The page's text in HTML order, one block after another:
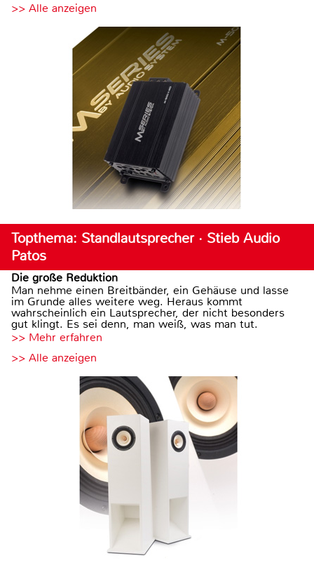
>> Alle anzeigen
Topthema: Standlautsprecher · Stieb Audio
Patos
Die große Reduktion
Man nehme einen Breitbänder, ein Gehäuse und lasse
im Grunde alles weitere weg. Heraus kommt
wahrscheinlich ein Lautsprecher, der nicht besonders
gut klingt. Es sei denn, man weiß, was man tut.
>> Mehr erfahren
>> Alle anzeigen